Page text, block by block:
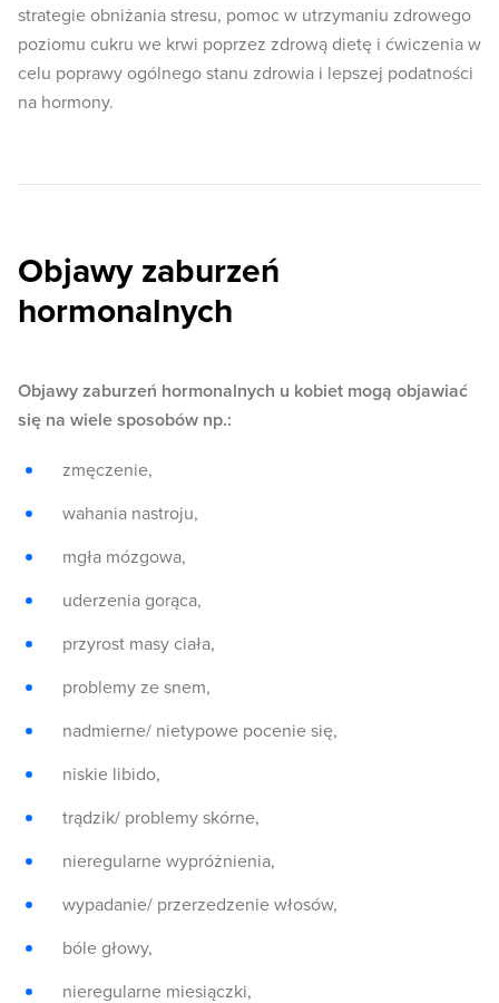
strategie obniżania stresu, pomoc w utrzymaniu zdrowego
poziomu cukru we krwi poprzez zdrową dietę i ćwiczenia w
celu poprawy ogólnego stanu zdrowia i lepszej podatności
na hormony.
Objawy zaburzeń
hormonalnych
Objawy zaburzeń hormonalnych u kobiet mogą objawiać
się na wiele sposobów np.:
zmęczenie,
wahania nastroju,
mgła mózgowa,
uderzenia gorąca,
przyrost masy ciała,
problemy ze snem,
nadmierne/ nietypowe pocenie się,
niskie libido,
trądzik/ problemy skórne,
nieregularne wypróżnienia,
wypadanie/ przerzedzenie włosów,
bóle głowy,
nieregularne miesiączki,